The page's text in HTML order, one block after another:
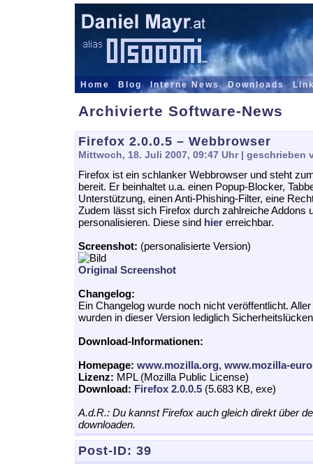
Home Blog Interne News Downloads
Archivierte Software-News
Firefox 2.0.0.5 – Webbrowser
Mittwoch, 18. Juli 2007, 09:47 Uhr| geschrieben
Firefox ist ein schlanker Webbrowser und steht
bereit. Er beinhaltet u.a. einen Popup-Blocker,
Unterstützung, einen Anti-Phishing-Filter, eine
Zudem lässt sich Firefox durch zahlreiche Addons
personalisieren. Diese sind hier erreichbar.
Screenshot: (personalisierte Version)
Original Screenshot
Changelog:
Ein Changelog wurde noch nicht veröffentlicht.
wurden in dieser Version lediglich
Download-Informationen:
Homepage: www.mozilla.org, www.mozilla-
Lizenz: MPL (Mozilla Public License)
Download: Firefox 2.0.0.5 (5.683 KB, exe)
A.d.R.: Du kannst Firefox auch gleich direkt über
downloaden.
Post-ID: 39